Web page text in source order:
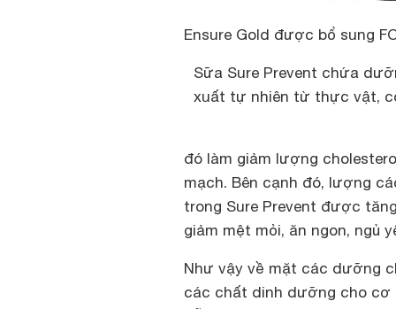
Ensure Gold được bổ sung
Sữa Sure Prevent chứa
xuất tự nhiên từ thực vật,
đó làm giảm lượng
mạch. Bên cạnh đó, lượng
trong Sure Prevent được
giảm mệt mỏi, ăn ngon, ngủ
Như vậy về mặt các dưỡng
các chất dinh dưỡng cho